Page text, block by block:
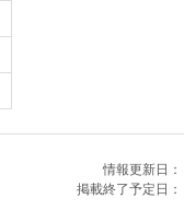
情報更新日：
掲載終了予定日：